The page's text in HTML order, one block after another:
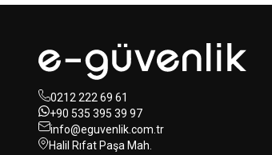
0212 222 69 61
+90 535 395 39 97
info@eguvenlik.com.tr
Halil Rıfat Paşa Mah.